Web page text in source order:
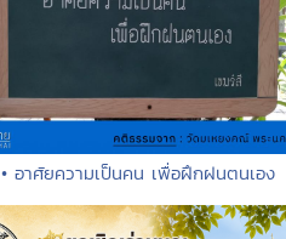
• อาศัยความเป็นคน เพื่อฝึกฝนตนเอง